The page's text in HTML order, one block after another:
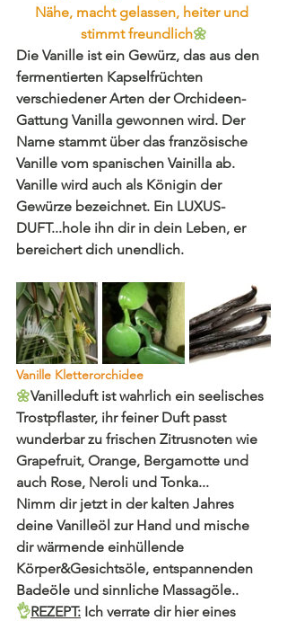
Nähe, macht gelassen, heiter und
stimmt freundlich🌼
Die Vanille ist ein Gewürz, das aus den
fermentierten Kapselfrüchten
verschiedener Arten der Orchideen-
Gattung Vanilla gewonnen wird. Der
Name stammt über das französische
Vanille vom spanischen Vainilla ab.
Vanille wird auch als Königin der
Gewürze bezeichnet. Ein LUXUS-
DUFT...hole ihn dir in dein Leben, er
bereichert dich unendlich.
Vanille Kletterorchidee
🌼Vanilleduft ist wahrlich ein seelisches
Trostpflaster, ihr feiner Duft passt
wunderbar zu frischen Zitrusnoten wie
Grapefruit, Orange, Bergamotte und
auch Rose, Neroli und Tonka...
Nimm dir jetzt in der kalten Jahres
deine Vanilleöl zur Hand und mische
dir wärmende einhüllende
Körper&Gesichtsöle, entspannenden
Badeöle und sinnliche Massagöle..
👌REZEPT: Ich verrate dir hier eines